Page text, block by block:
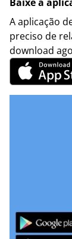
A aplicação
preciso de
download